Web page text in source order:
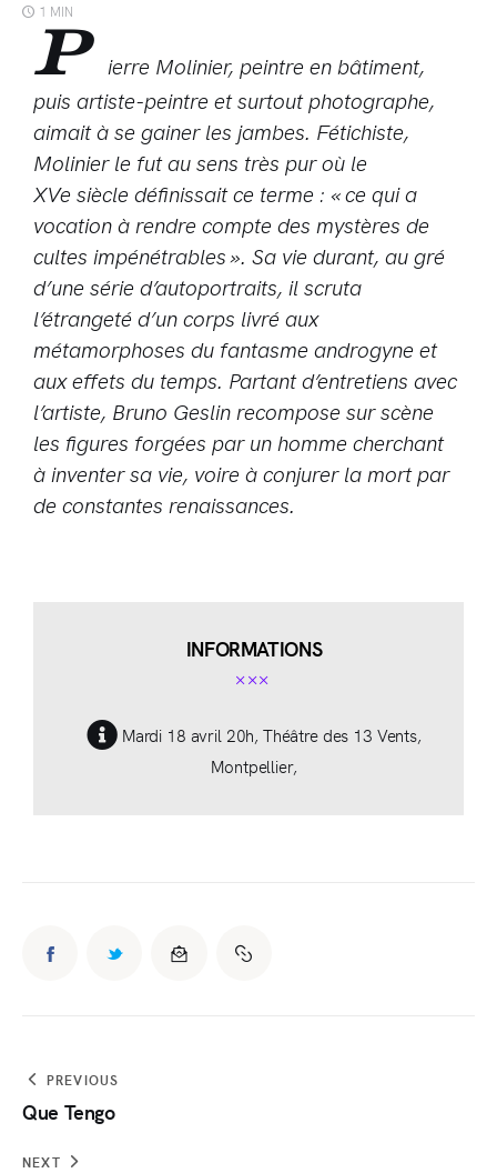
1 MIN
P
ierre Molinier, peintre en bâtiment,
puis artiste-peintre et surtout photographe,
aimait à se gainer les jambes. Fétichiste,
Molinier le fut au sens très pur où le
XVe siècle définissait ce terme : « ce qui a
vocation à rendre compte des mystères de
cultes impénétrables ». Sa vie durant, au gré
d’une série d’autoportraits, il scruta
l’étrangeté d’un corps livré aux
métamorphoses du fantasme androgyne et
aux effets du temps. Partant d’entretiens avec
l’artiste, Bruno Geslin recompose sur scène
les figures forgées par un homme cherchant
à inventer sa vie, voire à conjurer la mort par
de constantes renaissances.
INFORMATIONS
Mardi 18 avril 20h, Théâtre des 13 Vents,
Montpellier,
PREVIOUS
Que Tengo
NEXT